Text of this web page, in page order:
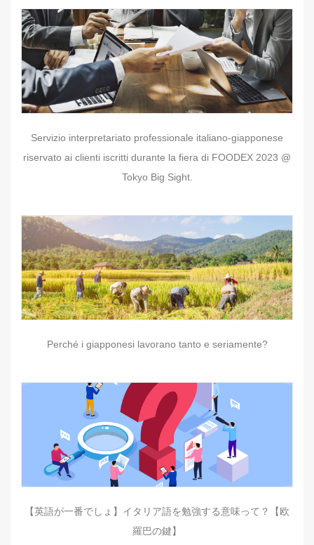
Servizio interpretariato professionale italiano-giapponese
riservato ai clienti iscritti durante la fiera di FOODEX 2023 @
Tokyo Big Sight.
Perché i giapponesi lavorano tanto e seriamente?
【英語が一番でしょ】イタリア語を勉強する意味って？【欧
羅巴の鍵】